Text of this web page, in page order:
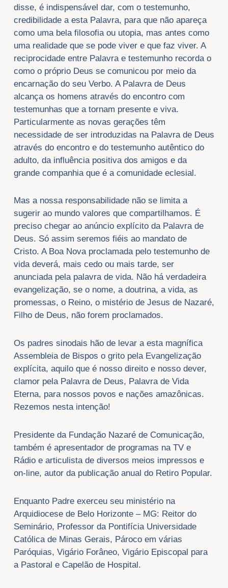
disse, é indispensável dar, com o testemunho,
credibilidade a esta Palavra, para que não apareça
como uma bela filosofia ou utopia, mas antes como
uma realidade que se pode viver e que faz viver. A
reciprocidade entre Palavra e testemunho recorda o
como o próprio Deus se comunicou por meio da
encarnação do seu Verbo. A Palavra de Deus
alcança os homens através do encontro com
testemunhas que a tornam presente e viva.
Particularmente as novas gerações têm
necessidade de ser introduzidas na Palavra de Deus
através do encontro e do testemunho autêntico do
adulto, da influência positiva dos amigos e da
grande companhia que é a comunidade eclesial.
Mas a nossa responsabilidade não se limita a
sugerir ao mundo valores que compartilhamos. É
preciso chegar ao anúncio explícito da Palavra de
Deus. Só assim seremos fiéis ao mandato de
Cristo. A Boa Nova proclamada pelo testemunho de
vida deverá, mais cedo ou mais tarde, ser
anunciada pela palavra de vida. Não há verdadeira
evangelização, se o nome, a doutrina, a vida, as
promessas, o Reino, o mistério de Jesus de Nazaré,
Filho de Deus, não forem proclamados.
Os padres sinodais hão de levar a esta magnífica
Assembleia de Bispos o grito pela Evangelização
explícita, aquilo que é nosso direito e nosso dever,
clamor pela Palavra de Deus, Palavra de Vida
Eterna, para nossos povos e nações amazônicas.
Rezemos nesta intenção!
Presidente da Fundação Nazaré de Comunicação,
também é apresentador de programas na TV e
Rádio e articulista de diversos meios impressos e
on-line, autor da publicação anual do Retiro Popular.
Enquanto Padre exerceu seu ministério na
Arquidiocese de Belo Horizonte – MG: Reitor do
Seminário, Professor da Pontifícia Universidade
Católica de Minas Gerais, Pároco em várias
Paróquias, Vigário Forâneo, Vigário Episcopal para
a Pastoral e Capelão de Hospital.